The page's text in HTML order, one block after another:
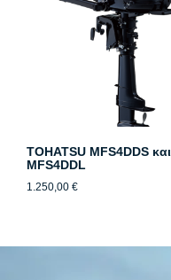
TOHATSU MFS4DDS και
MFS4DDL
1.250,00 €